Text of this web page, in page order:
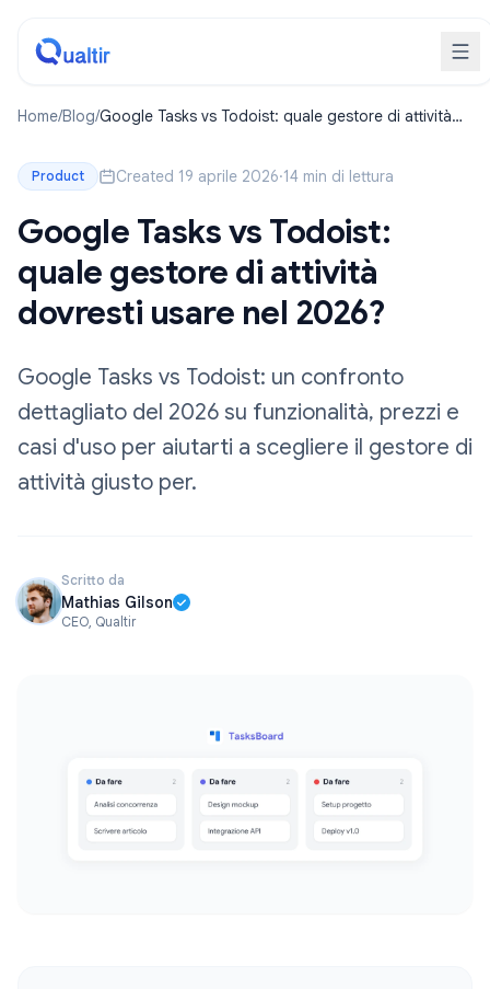
Home/Blog/Google Tasks vs Todoist: quale gestore di attività
Product Created 19 aprile 2026·14 min di lettura
Google Tasks vs Todoist:
quale gestore di attività
dovresti usare nel 2026?
Google Tasks vs Todoist: un confronto
dettagliato del 2026 su funzionalità, prezzi e
casi d'uso per aiutarti a scegliere il gestore di
attività giusto per.
Scritto da
Mathias Gilson
CEO, Qualtir